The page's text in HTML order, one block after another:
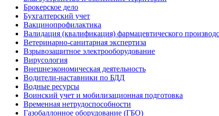
Брокерское дело
Бухгалтерский учет
Вакцинопрофилактика
Валидация (квалификация) фармацевтического
Ветеринарно-санитарная экспертиза
Взрывозащитное электрооборудование
Вирусология
Внешнеэкономическая деятельность
Водители-наставники по БДД
Водные ресурсы
Воинский учет и мобилизационная подготовка
Временная нетрудоспособности
Газобаллонное оборудование (ГБО)